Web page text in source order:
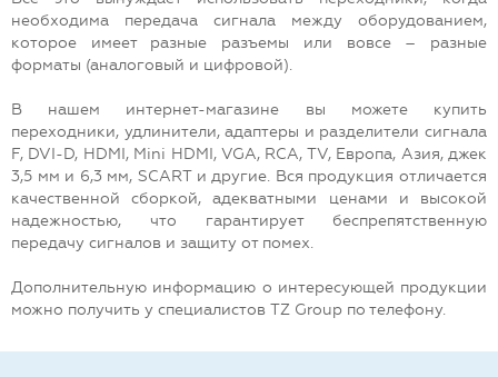
необходима передача сигнала между оборудованием,
которое имеет разные разъемы или вовсе – разные
форматы (аналоговый и цифровой).
В нашем интернет-магазине вы можете купить
переходники, удлинители, адаптеры и разделители сигнала
F, DVI-D, HDMI, Mini HDMI, VGA, RCA, TV, Европа, Азия, джек
3,5 мм и 6,3 мм, SCART и другие. Вся продукция отличается
качественной сборкой, адекватными ценами и высокой
надежностью, что гарантирует беспрепятственную
передачу сигналов и защиту от помех.
Дополнительную информацию о интересующей продукции
можно получить у специалистов TZ Group по телефону.